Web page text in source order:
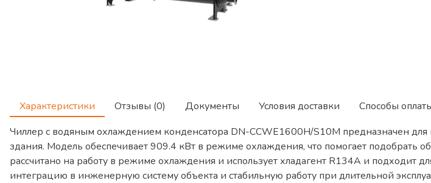
Характеристики Отзывы (0) Документы Условия доставки Способы
Чиллер с водяным охлаждением конденсатора DN-CCWE1600H/S10M предназначен
здания. Модель обеспечивает 909.4 кВт в режиме охлаждения, что помогает
рассчитано на работу в режиме охлаждения и использует хладагент R134A и подходит
интеграцию в инженерную систему объекта и стабильную работу при длительной